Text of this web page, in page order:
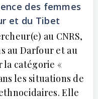
des femmes
et du Tibet
au CNRS,
au Darfour et au
catégorie «
les situations de
Elle